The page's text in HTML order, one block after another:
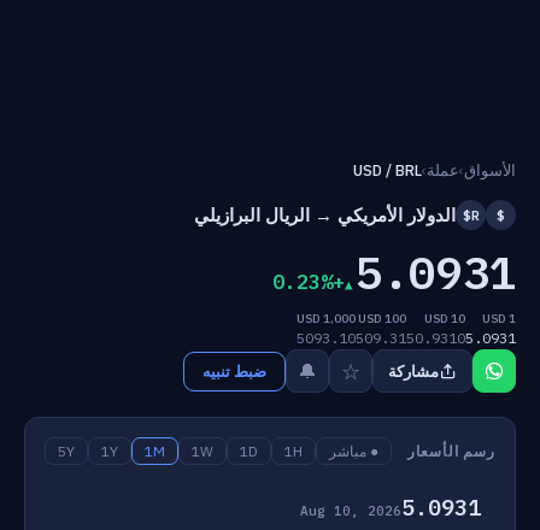
الأسواق›عملة›
USD / BRL
$
R$ الدولار الأمريكي → الريال البرازيلي
5.0931
+0.23%
1 USD
5.0931
10 USD
50.9310
100 USD
509.31
1,000 USD
5093.10
مشاركة ☆
🔔 ضبط تنبيه
رسم الأسعار ● مباشر 1H
1D
1W
1M
1Y
5Y
5.0931
Aug 10, 2026